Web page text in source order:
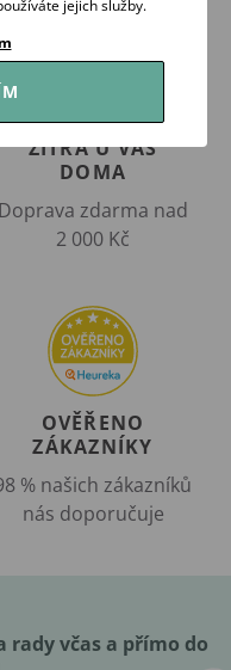
ZÍTRA U VÁS
DOMA
Doprava zdarma nad
2 000 Kč
OVĚŘENO
ZÁKAZNÍKY
% našich zákazníků
nás doporučuje
rady včas a přímo do
jejich služby.